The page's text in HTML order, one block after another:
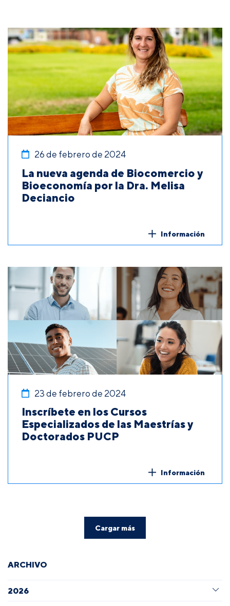
26 de febrero de 2024
La nueva agenda de Biocomercio y
Bioeconomía por la Dra. Melisa
Deciancio
Información
23 de febrero de 2024
Inscríbete en los Cursos
Especializados de las Maestrías y
Doctorados PUCP
Información
Cargar más
ARCHIVO
2026